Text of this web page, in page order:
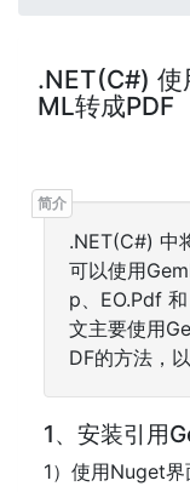
.NET(C#)
ML转成PDF
.NET(C#) 中
可以使用
p、EO.Pdf
文主要使用
DF的方法，
1、安装引用
1）使用Nuget界